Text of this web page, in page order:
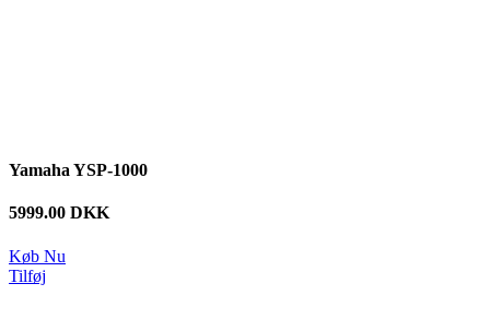
Yamaha YSP-1000
5999.00 DKK
Køb Nu
Tilføj